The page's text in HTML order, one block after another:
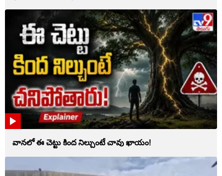
వానలో ఈ చెట్టు కింద నిల్చుంటే చావు ఖాయం!